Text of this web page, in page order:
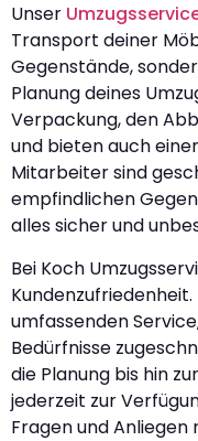
Unser
Transport deiner
Gegenstände,
Planung deines
Verpackung, den
und bieten auch
Mitarbeiter sind
empfindlichen
alles sicher und
Bei Koch
umfassenden
Bedürfnisse
die Planung bis hin
jederzeit zur
Fragen und Anliegen